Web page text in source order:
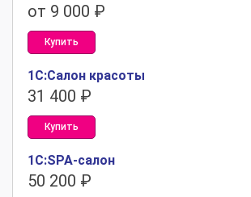
от 9 000 ₽
Купить
1С:Салон красоты
31 400 ₽
Купить
1С:SPA-салон
50 200 ₽